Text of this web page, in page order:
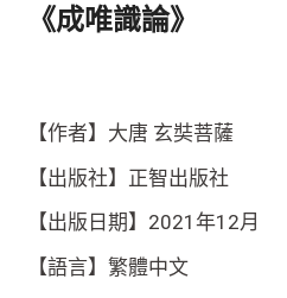
《成唯識論》
【作者】大唐 玄奘菩薩
【出版社】正智出版社
【出版日期】2021年12月
【語言】繁體中文